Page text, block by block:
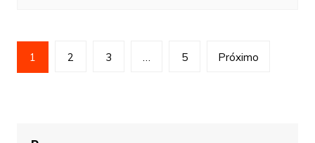
Paginação
de
1 2 3 … 5 Próximo